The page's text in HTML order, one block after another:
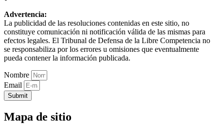
Advertencia:
La publicidad de las resoluciones contenidas en este sitio, no
constituye comunicación ni notificación válida de las mismas para
efectos legales. El Tribunal de Defensa de la Libre Competencia no
se responsabiliza por los errores u omisiones que eventualmente
pueda contener la información publicada.
Nombre
Email
Submit
Mapa de sitio